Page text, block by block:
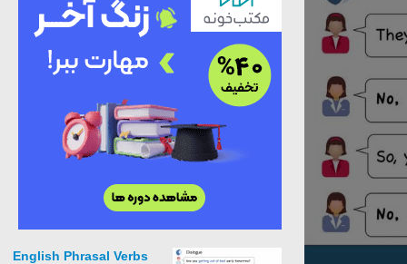
English Phrasal Verbs